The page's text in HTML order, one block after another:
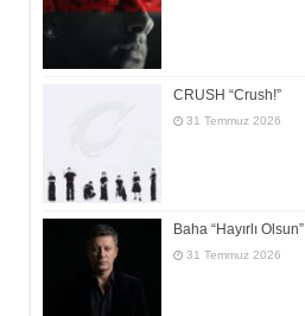
CRUSH “Crush!”
31 Temmuz 2026
Baha “Hayırlı Olsun”
31 Temmuz 2026